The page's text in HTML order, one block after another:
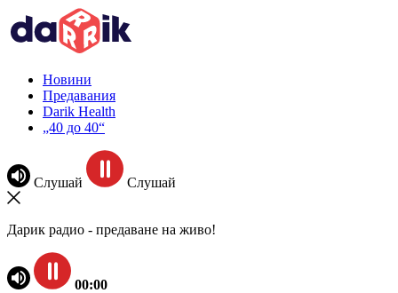
Новини
Предавания
Darik Health
„40 до 40“
Слушай Слушай
Дарик радио - предаване на живо!
00:00